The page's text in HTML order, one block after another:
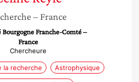
– France
Franche-Comté –
France
Chercheure
la recherche Astrophysique